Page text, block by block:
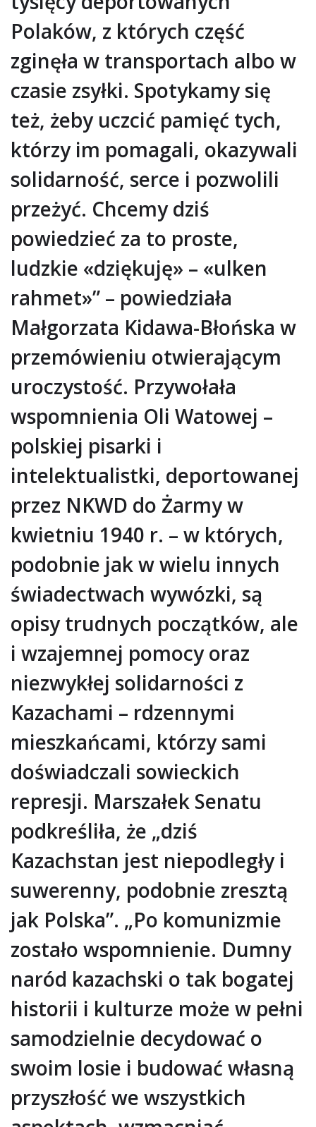
Polaków, z których część
zginęła w transportach albo w
czasie zsyłki. Spotykamy się
też, żeby uczcić pamięć tych,
którzy im pomagali, okazywali
solidarność, serce i pozwolili
przeżyć. Chcemy dziś
powiedzieć za to proste,
ludzkie «dziękuję» – «ulken
rahmet»” – powiedziała
Małgorzata Kidawa-Błońska w
przemówieniu otwierającym
uroczystość. Przywołała
wspomnienia Oli Watowej –
polskiej pisarki i
intelektualistki, deportowanej
przez NKWD do Żarmy w
kwietniu 1940 r. – w których,
podobnie jak w wielu innych
świadectwach wywózki, są
opisy trudnych początków, ale
i wzajemnej pomocy oraz
niezwykłej solidarności z
Kazachami – rdzennymi
mieszkańcami, którzy sami
doświadczali sowieckich
represji. Marszałek Senatu
podkreśliła, że „dziś
Kazachstan jest niepodległy i
suwerenny, podobnie zresztą
jak Polska”. „Po komunizmie
zostało wspomnienie. Dumny
naród kazachski o tak bogatej
historii i kulturze może w pełni
samodzielnie decydować o
swoim losie i budować własną
przyszłość we wszystkich